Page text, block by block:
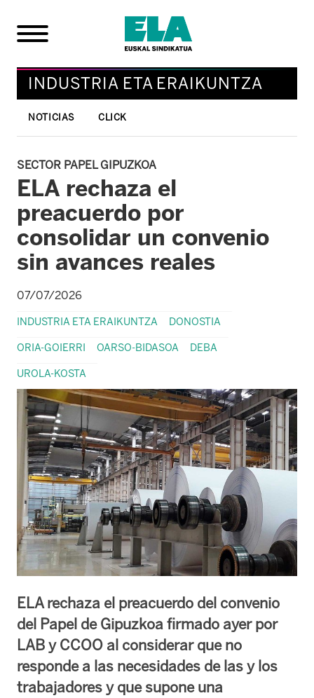
INDUSTRIA ETA ERAIKUNTZA
NOTICIAS CLICK
SECTOR PAPEL GIPUZKOA
ELA rechaza el
preacuerdo por
consolidar un convenio
sin avances reales
07/07/2026
INDUSTRIA ETA ERAIKUNTZA DONOSTIA
ORIA-GOIERRI OARSO-BIDASOA DEBA
UROLA-KOSTA
ELA rechaza el preacuerdo del convenio
del Papel de Gipuzkoa firmado ayer por
LAB y CCOO al considerar que no
responde a las necesidades de las y los
trabajadores y que supone una